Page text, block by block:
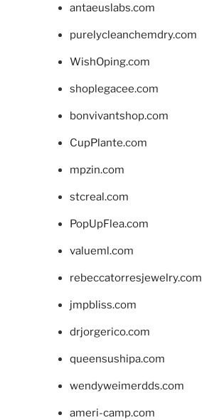
antaeuslabs.com
purelycleanchemdry.com
WishOping.com
shoplegacee.com
bonvivantshop.com
CupPlante.com
mpzin.com
stcreal.com
PopUpFlea.com
valueml.com
rebeccatorresjewelry.com
jmpbliss.com
drjorgerico.com
queensushipa.com
wendyweimerdds.com
ameri-camp.com